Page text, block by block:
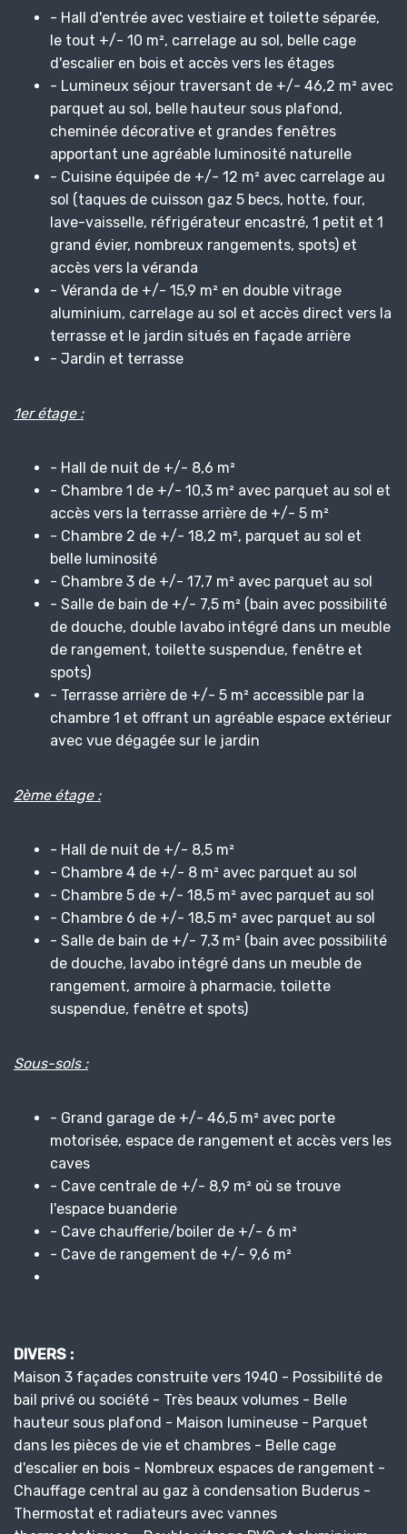
- Hall d'entrée avec vestiaire et toilette séparée,
le tout +/- 10 m², carrelage au sol, belle cage
d'escalier en bois et accès vers les étages
- Lumineux séjour traversant de +/- 46,2 m² avec
parquet au sol, belle hauteur sous plafond,
cheminée décorative et grandes fenêtres
apportant une agréable luminosité naturelle
- Cuisine équipée de +/- 12 m² avec carrelage au
sol (taques de cuisson gaz 5 becs, hotte, four,
lave-vaisselle, réfrigérateur encastré, 1 petit et 1
grand évier, nombreux rangements, spots) et
accès vers la véranda
- Véranda de +/- 15,9 m² en double vitrage
aluminium, carrelage au sol et accès direct vers la
terrasse et le jardin situés en façade arrière
- Jardin et terrasse
1er étage :
- Hall de nuit de +/- 8,6 m²
- Chambre 1 de +/- 10,3 m² avec parquet au sol et
accès vers la terrasse arrière de +/- 5 m²
- Chambre 2 de +/- 18,2 m², parquet au sol et
belle luminosité
- Chambre 3 de +/- 17,7 m² avec parquet au sol
- Salle de bain de +/- 7,5 m² (bain avec possibilité
de douche, double lavabo intégré dans un meuble
de rangement, toilette suspendue, fenêtre et
spots)
- Terrasse arrière de +/- 5 m² accessible par la
chambre 1 et offrant un agréable espace extérieur
avec vue dégagée sur le jardin
2ème étage :
- Hall de nuit de +/- 8,5 m²
- Chambre 4 de +/- 8 m² avec parquet au sol
- Chambre 5 de +/- 18,5 m² avec parquet au sol
- Chambre 6 de +/- 18,5 m² avec parquet au sol
- Salle de bain de +/- 7,3 m² (bain avec possibilité
de douche, lavabo intégré dans un meuble de
rangement, armoire à pharmacie, toilette
suspendue, fenêtre et spots)
Sous-sols :
- Grand garage de +/- 46,5 m² avec porte
motorisée, espace de rangement et accès vers les
caves
- Cave centrale de +/- 8,9 m² où se trouve
l'espace buanderie
- Cave chaufferie/boiler de +/- 6 m²
- Cave de rangement de +/- 9,6 m²
DIVERS :
Maison 3 façades construite vers 1940 - Possibilité de
bail privé ou société - Très beaux volumes - Belle
hauteur sous plafond - Maison lumineuse - Parquet
dans les pièces de vie et chambres - Belle cage
d'escalier en bois - Nombreux espaces de rangement -
Chauffage central au gaz à condensation Buderus -
Thermostat et radiateurs avec vannes